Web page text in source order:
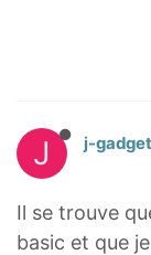
J j-gadget
Il se trouve
basic et que